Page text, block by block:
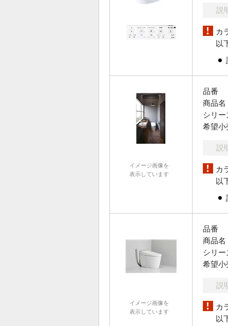
説
カ
以
イメージ画像を
表示しています
品番
商品名
シリー
希望小
説
カ
以
イメージ画像を
表示しています
品番
商品名
シリー
希望小
説
カ
以